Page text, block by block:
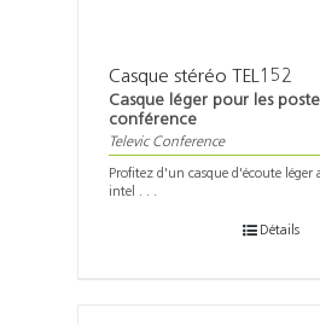
Casque stéréo TEL152
Casque léger pour les
conférence
Televic Conference
Profitez d'un casque d'écoute léger
intel . . .
Détails